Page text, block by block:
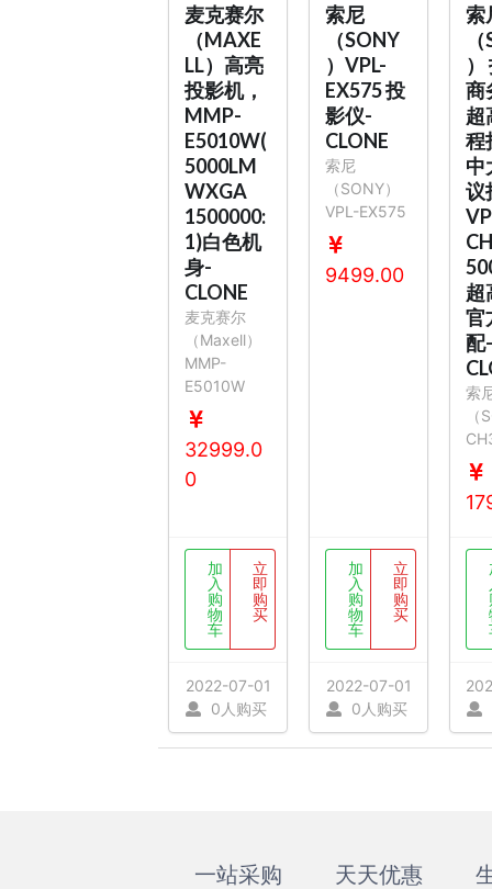
麦克赛尔
（MAXE
LL）高亮
投影机，
MMP-
E5010W(
5000LM
WXGA
1500000:
1)白色机
身-
CLONE
麦克赛尔
（Maxell）
MMP-
E5010W
32999.0
0
加
入
购
物
车
立
即
购
买
2022-07-01
0人购买
索尼
（SONY
）VPL-
EX575 投
影仪-
CLONE
索尼
（SONY）
VPL-EX575
9499.00
加
入
购
物
车
立
即
购
买
2022-07-01
0人购买
索
）
商
超
程
中
议
超
官
配-
索
（
一站采购 天天优惠